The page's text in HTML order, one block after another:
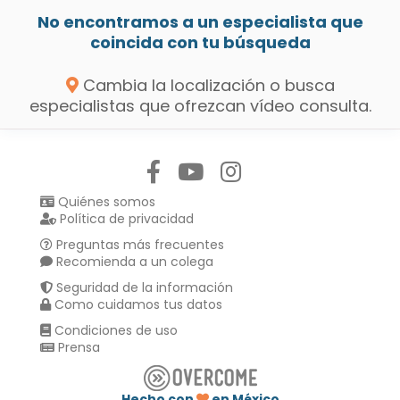
No encontramos a un especialista que
coincida con tu búsqueda
Cambia la localización o busca
especialistas que ofrezcan vídeo consulta.
Quiénes somos
Política de privacidad
Preguntas más frecuentes
Recomienda a un colega
Seguridad de la información
Como cuidamos tus datos
Condiciones de uso
Prensa